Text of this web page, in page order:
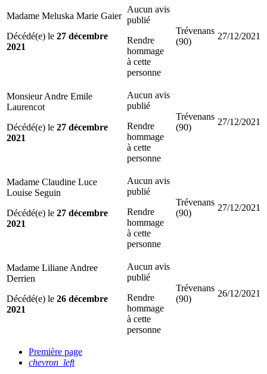
Madame Meluska Marie Gaier
Décédé(e) le 27 décembre
2021
Aucun avis
publié
Rendre
hommage
à cette
personne
Trévenans
(90)
27/12/2021
Monsieur Andre Emile
Laurencot
Décédé(e) le 27 décembre
2021
Aucun avis
publié
Rendre
hommage
à cette
personne
Trévenans
(90)
27/12/2021
Madame Claudine Luce
Louise Seguin
Décédé(e) le 27 décembre
2021
Aucun avis
publié
Rendre
hommage
à cette
personne
Trévenans
(90)
27/12/2021
Madame Liliane Andree
Derrien
Décédé(e) le 26 décembre
2021
Aucun avis
publié
Rendre
hommage
à cette
personne
Trévenans
(90)
26/12/2021
Première page
chevron_left